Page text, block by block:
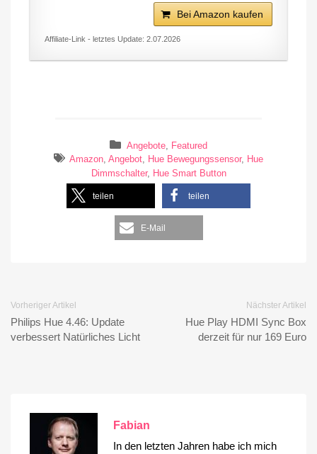
Bei Amazon kaufen
Affiliate-Link - letztes Update: 2.07.2026
Angebote, Featured
Amazon, Angebot, Hue Bewegungssensor, Hue
Dimmschalter, Hue Smart Button
teilen teilen
E-Mail
Vorheriger Artikel
Philips Hue 4.46: Update
verbessert Natürliches Licht
Nächster Artikel
Hue Play HDMI Sync Box
derzeit für nur 169 Euro
Fabian
In den letzten Jahren habe ich mich